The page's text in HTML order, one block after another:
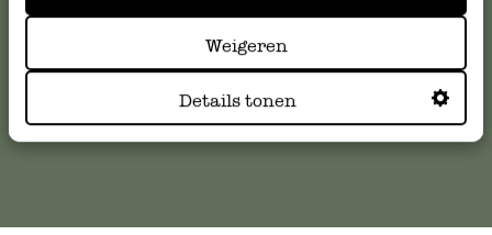
Weigeren
Details tonen
klantenservice@dille-kamille.com
Online Klantenservice